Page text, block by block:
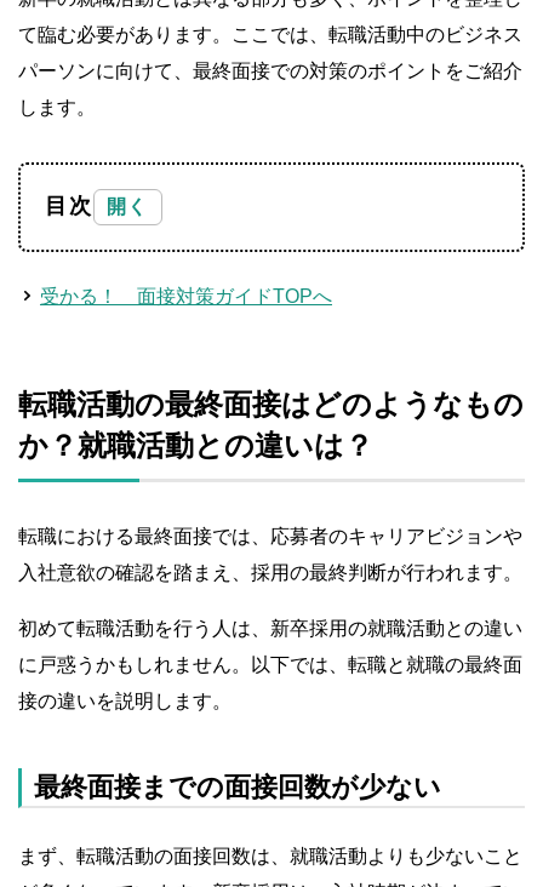
て臨む必要があります。ここでは、転職活動中のビジネス
パーソンに向けて、最終面接での対策のポイントをご紹介
します。
目次
受かる！ 面接対策ガイドTOPへ
転職活動の最終面接はどのようなもの
か？就職活動との違いは？
転職における最終面接では、応募者のキャリアビジョンや
入社意欲の確認を踏まえ、採用の最終判断が行われます。
初めて転職活動を行う人は、新卒採用の就職活動との違い
に戸惑うかもしれません。以下では、転職と就職の最終面
接の違いを説明します。
最終面接までの面接回数が少ない
まず、転職活動の面接回数は、就職活動よりも少ないこと